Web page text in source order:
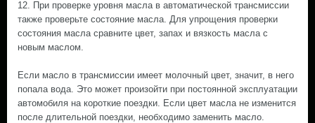
12. При проверке уровня масла в автоматической трансмиссии
также проверьте состояние масла. Для упрощения проверки
состояния масла сравните цвет, запах и вязкость масла с
новым маслом.
Если масло в трансмиссии имеет молочный цвет, значит, в него
попала вода. Это может произойти при постоянной эксплуатации
автомобиля на короткие поездки. Если цвет масла не изменится
после длительной поездки, необходимо заменить масло.